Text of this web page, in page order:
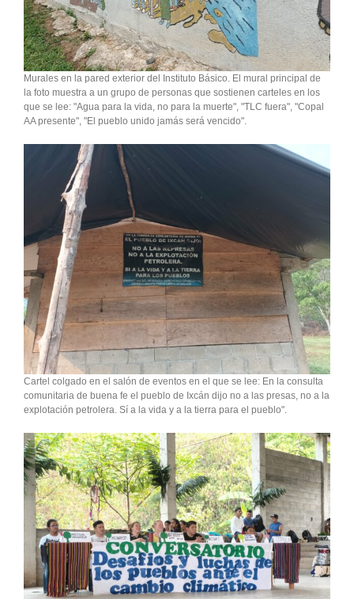
Murales en la pared exterior del Instituto Básico. El mural principal de
la foto muestra a un grupo de personas que sostienen carteles en los
que se lee: "Agua para la vida, no para la muerte", "TLC fuera", "Copal
AA presente", "El pueblo unido jamás será vencido".
Cartel colgado en el salón de eventos en el que se lee: En la consulta
comunitaria de buena fe el pueblo de Ixcán dijo no a las presas, no a la
explotación petrolera. Sí a la vida y a la tierra para el pueblo".